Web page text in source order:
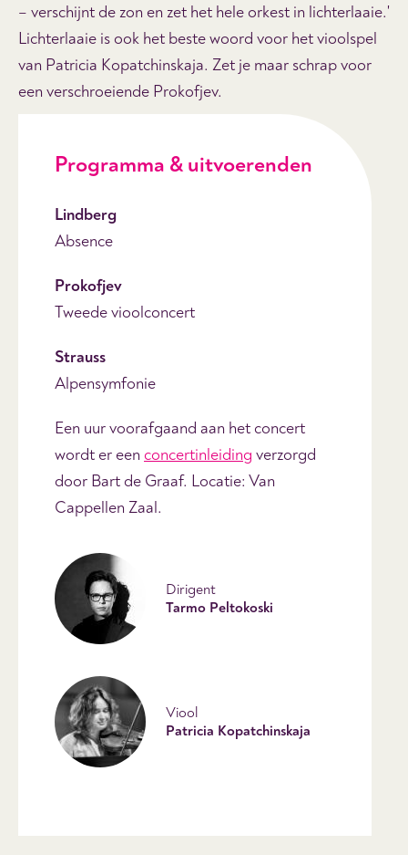
– verschijnt de zon en zet het hele orkest in lichterlaaie.'
Lichterlaaie is ook het beste woord voor het vioolspel
van Patricia Kopatchinskaja. Zet je maar schrap voor
een verschroeiende Prokofjev.
Programma & uitvoerenden
Lindberg
Absence
Prokofjev
Tweede vioolconcert
Strauss
Alpensymfonie
Een uur voorafgaand aan het concert
wordt er een concertinleiding verzorgd
door Bart de Graaf. Locatie: Van
Cappellen Zaal.
Dirigent
Tarmo Peltokoski
Viool
Patricia Kopatchinskaja